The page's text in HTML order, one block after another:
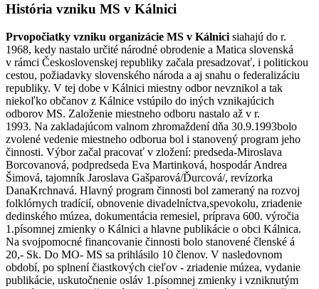
História vzniku MS v Kálnici
Prvopočiatky vzniku organizácie MS v Kálnici siahajú do r.
1968, kedy nastalo určité národné obrodenie a Matica slovenská
v rámci Československej republiky začala presadzovať, i politickou
cestou, požiadavky slovenského národa a aj snahu o federalizáciu
republiky. V tej dobe v Kálnici miestny odbor nevznikol a tak
niekoľko občanov z Kálnice vstúpilo do iných vznikajúcich
odborov MS. Založenie miestneho odboru nastalo až v r.
1993. Na zakladajúcom valnom zhromaždení dňa 30.9.1993bolo
zvolené vedenie miestneho odborua bol i stanovený program jeho
činnosti. Výbor začal pracovať v zložení: predseda-Miroslava
Borcovanová, podpredseda Eva Martinková, hospodár Andrea
Šimová, tajomník Jaroslava Gašparová/Ďurcová/, revízorka
DanaKrchnavá. Hlavný program činnosti bol zameraný na rozvoj
folklórnych tradícií, obnovenie divadelníctva,spevokolu, zriadenie
dedinského múzea, dokumentácia remesiel, príprava 600. výročia
1.písomnej zmienky o Kálnici a hlavne publikácie o obci Kálnica.
Na svojpomocné financovanie činnosti bolo stanovené členské á
20,- Sk. Do MO- MS sa prihlásilo 10 členov. V nasledovnom
období, po splnení čiastkových cieľov - zriadenie múzea, vydanie
publikácie, uskutočnenie osláv 1.písomnej zmienky i vzniknutým